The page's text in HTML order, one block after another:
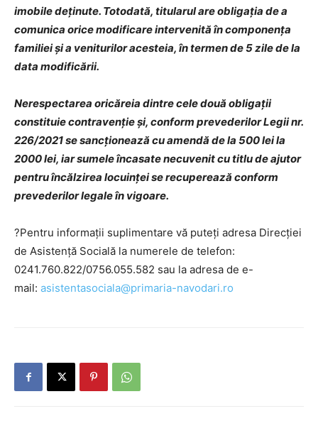
imobile deţinute. Totodată, titularul are obligaţia de a
comunica orice modificare intervenită în componenţa
familiei şi a veniturilor acesteia, în termen de 5 zile de la
data modificării.
Nerespectarea oricăreia dintre cele două obligaţii
constituie contravenţie şi, conform prevederilor Legii nr.
226/2021 se sancţionează cu amendă de la 500 lei la
2000 lei, iar sumele încasate necuvenit cu titlu de ajutor
pentru încălzirea locuinţei se recuperează conform
prevederilor legale în vigoare.
?Pentru informaţii suplimentare vă puteţi adresa Direcţiei
de Asistenţă Socială la numerele de telefon:
0241.760.822/0756.055.582 sau la adresa de e-
mail: asistentasociala@primaria-navodari.ro